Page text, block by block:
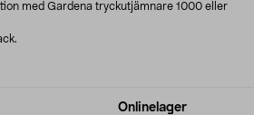
Onlinelager
med Gardena tryckutjämnare 1000 eller